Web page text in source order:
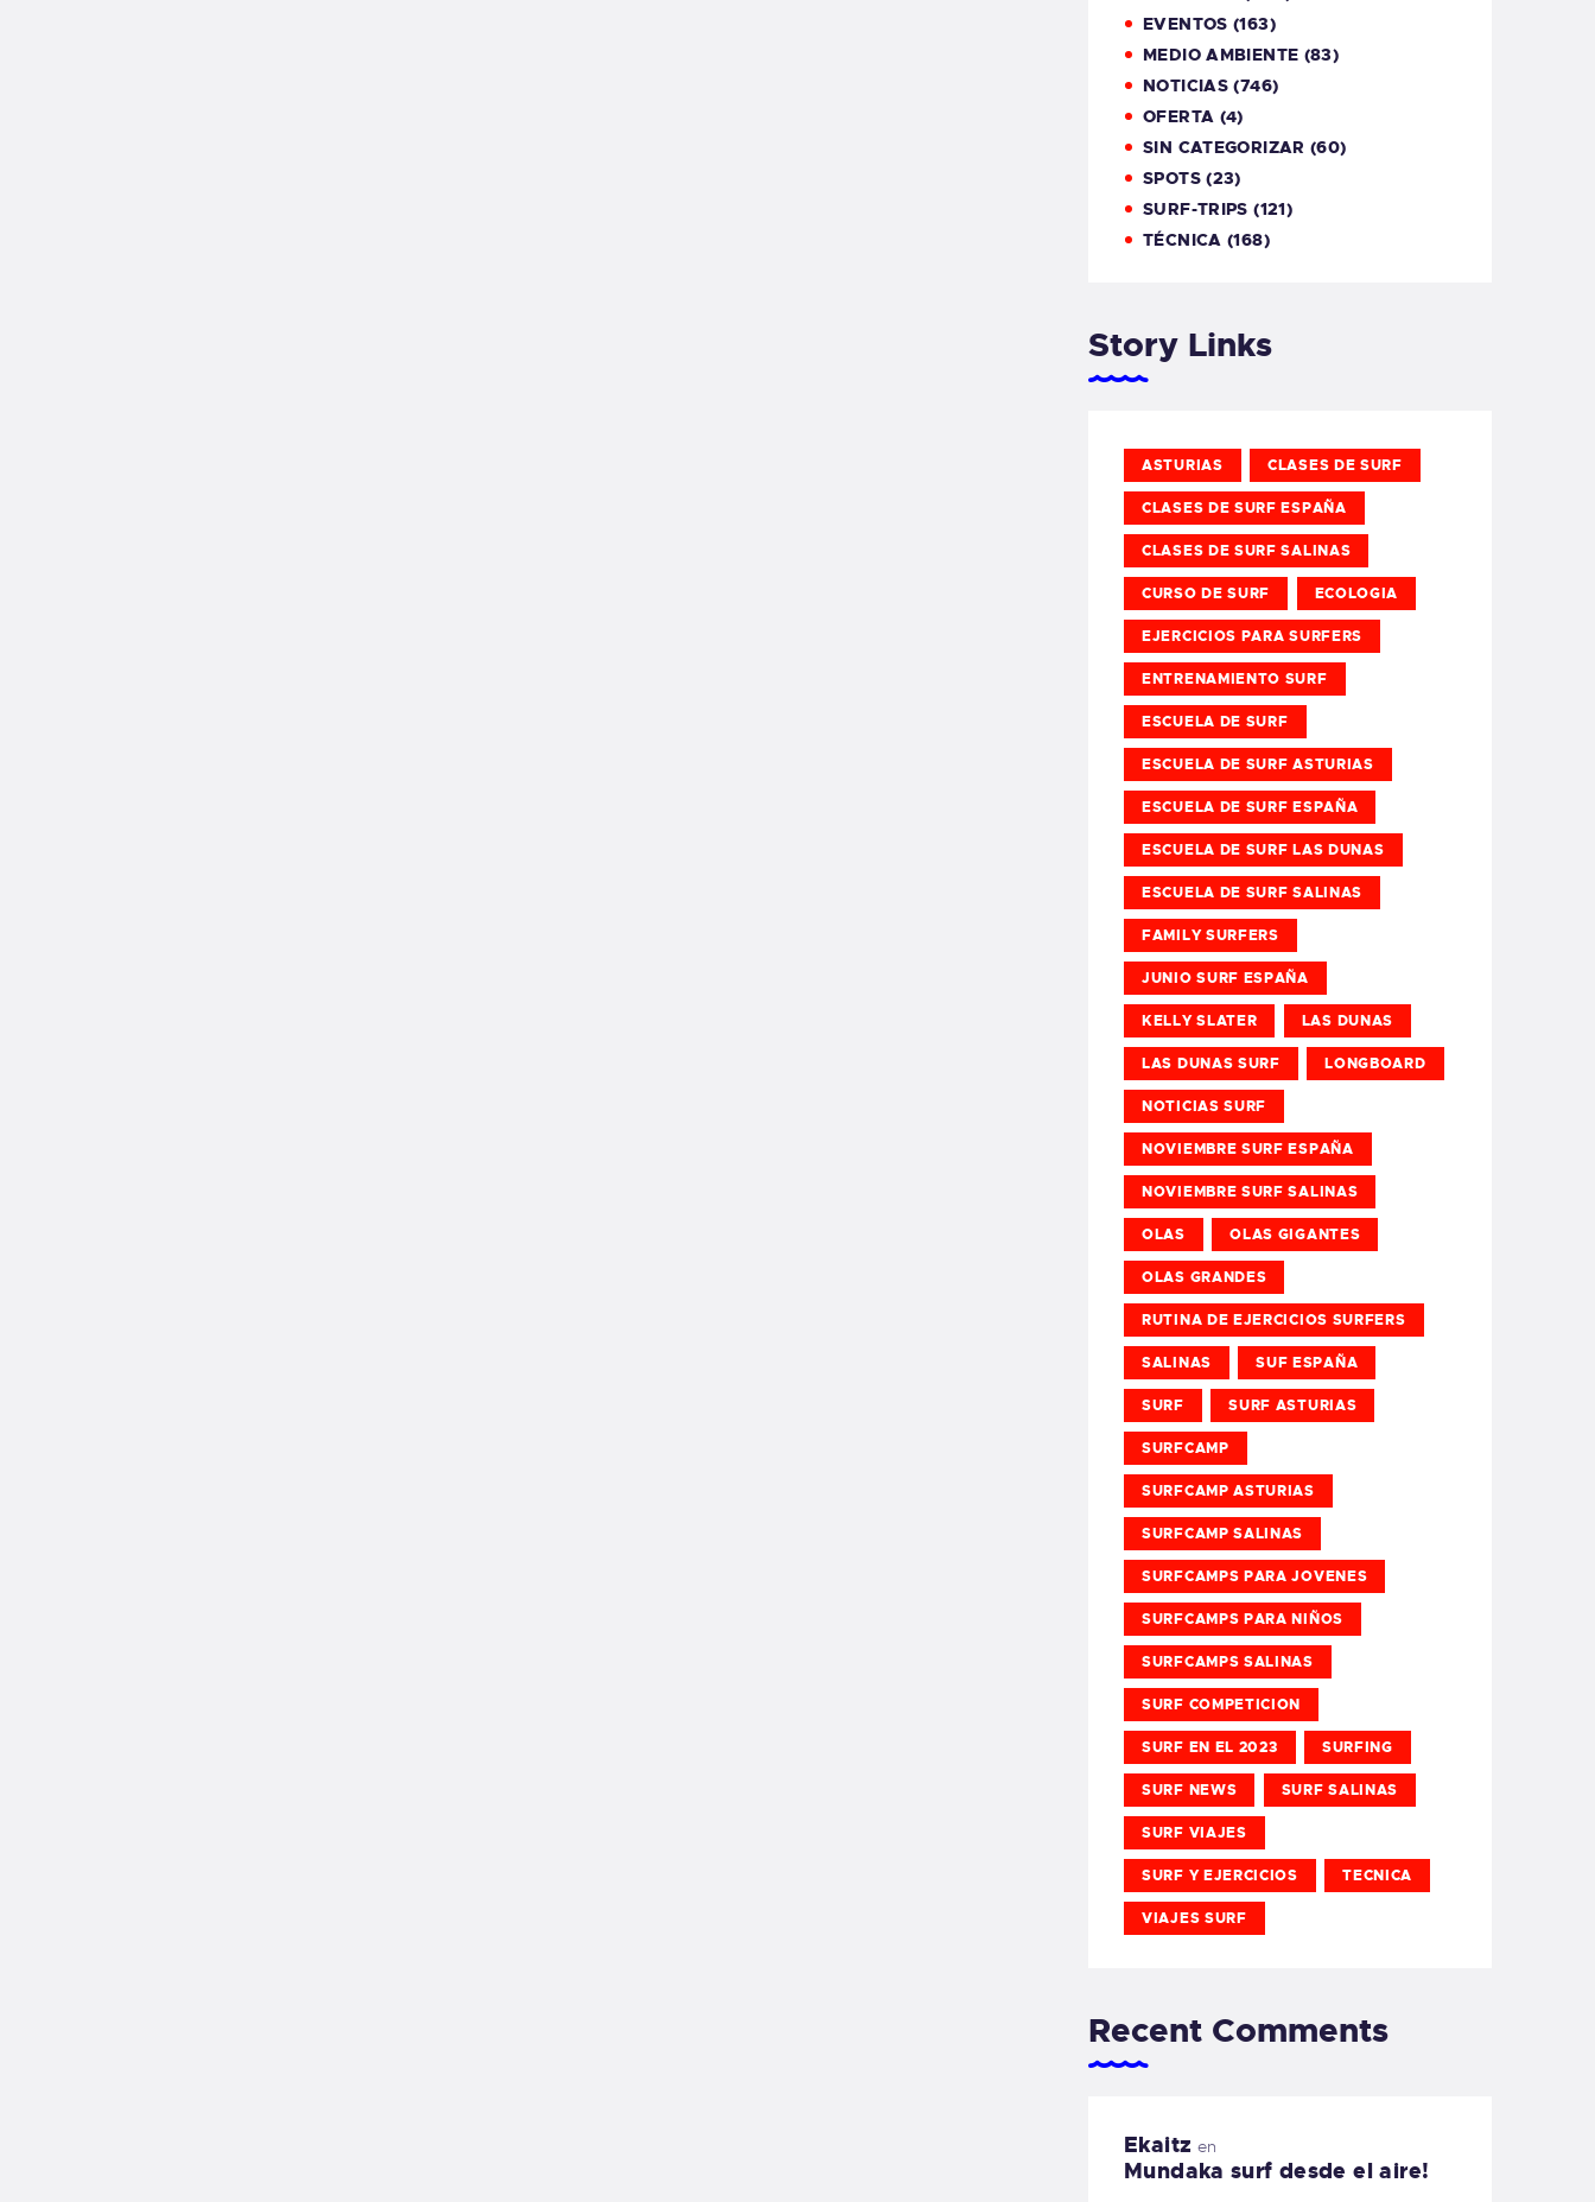
EVENTOS (163)
MEDIO AMBIENTE (83)
NOTICIAS (746)
OFERTA (4)
SIN CATEGORIZAR (60)
SPOTS(23)
SURF-TRIPS (121)
TÉCNICA (168)
Story Links
ASTURIAS CLASES DE SURF
CLASES DE SURF ESPAÑA
CLASES DE SURF SALINAS
CURSO DE SURF ECOLOGIA
EJERCICIOS PARA SURFERS
ENTRENAMIENTO SURF
ESCUELA DE SURF
ESCUELA DE SURF ASTURIAS
ESCUELA DE SURF ESPAÑA
ESCUELA DE SURF LAS DUNAS
ESCUELA DE SURF SALINAS
FAMILY SURFERS
JUNIO SURF ESPAÑA
KELLY SLATER LAS DUNAS
LAS DUNAS SURF LONGBOARD
NOTICIAS SURF
NOVIEMBRE SURF ESPAÑA
NOVIEMBRE SURF SALINAS
OLAS OLAS GIGANTES
OLAS GRANDES
RUTINA DE EJERCICIOS SURFERS
SALINAS SUF ESPAÑA
SURF SURF ASTURIAS
SURFCAMP
SURFCAMP ASTURIAS
SURFCAMP SALINAS
SURFCAMPS PARA JOVENES
SURFCAMPS PARA NIÑOS
SURFCAMPS SALINAS
SURF COMPETICION
SURF EN EL 2023 SURFING
SURF NEWS SURF SALINAS
SURF VIAJES
SURF Y EJERCICIOS TECNICA
VIAJES SURF
Recent Comments
Ekaitz en
Mundaka surf desde el aire!